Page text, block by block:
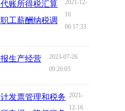
账所得税汇算
工薪酬纳税调
2021-12-
16
06:17:33
生产经营
2023-07-26
09:20:05
发票管理和税务 2021-
12-16